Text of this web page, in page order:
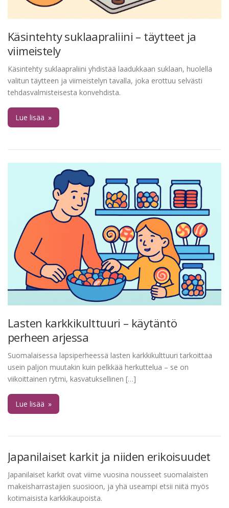
Käsintehty suklaapraliini – täytteet ja
viimeistely
Käsintehty suklaapraliini yhdistää laadukkaan suklaan, huolella
valitun täytteen ja viimeistelyn tavalla, joka erottuu selvästi
tehdasvalmisteisesta konvehdista.
Lue lisää »
Lasten karkkikulttuuri – käytäntö
perheen arjessa
Suomalaisessa lapsiperheessä lasten karkkikulttuuri tarkoittaa
usein paljon muutakin kuin pelkkää herkuttelua – se on
viikoittainen rytmi, kasvatuksellinen […]
Lue lisää »
Japanilaiset karkit ja niiden erikoisuudet
Japanilaiset karkit ovat viime vuosina nousseet suomalaisten
makeisharrastajien suosioon, ja yhä useampi etsii niitä myös
kotimaisista karkkikaupoista.